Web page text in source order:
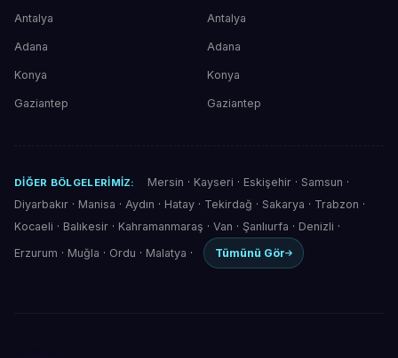
Antalya
Adana
Konya
Gaziantep
Antalya
Adana
Konya
Gaziantep
DIĞER BÖLGELERIMIZ: Mersin · Kayseri · Eskişehir· Samsun ·
Diyarbakır · Manisa · Aydın · Hatay · Tekirdağ · Sakarya · Trabzon ·
Kocaeli · Balıkesir · Kahramanmaraş · Van · Şanlıurfa · Denizli ·
Erzurum · Muğla · Ordu · Malatya · Tümünü Gör